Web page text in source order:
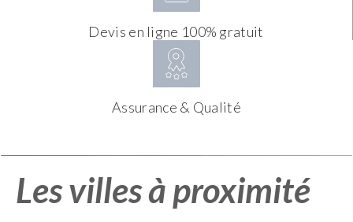
Devis en ligne 100% gratuit
Assurance & Qualité
Les villes à proximité